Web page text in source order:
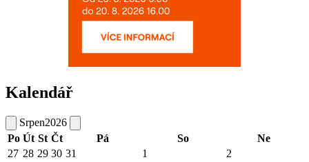
Kalendář
Srpen2026
Po Út St Čt Pá So
Ne
27 28 29 30 31 1 2